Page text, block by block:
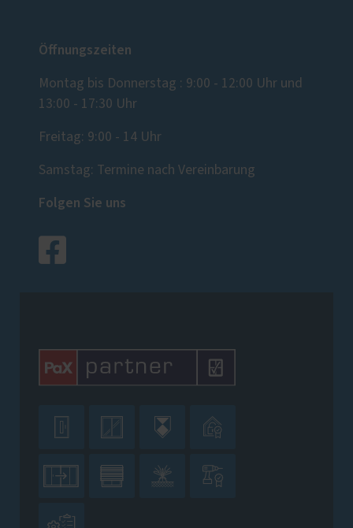
Öffnungszeiten
Montag bis Donnerstag : 9:00 - 12:00 Uhr und
13:00 - 17:30 Uhr
Freitag: 9:00 - 14 Uhr
Samstag: Termine nach Vereinbarung
Folgen Sie uns
   
   